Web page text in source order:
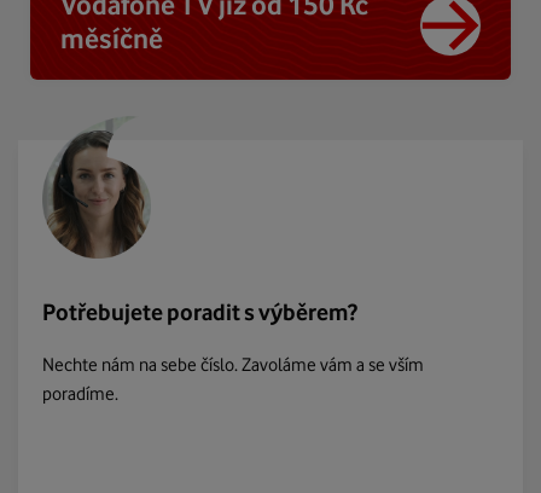
měsíčně
Potřebujete poradit s výběrem?
Nechte nám na sebe číslo. Zavoláme vám a se vším
poradíme.